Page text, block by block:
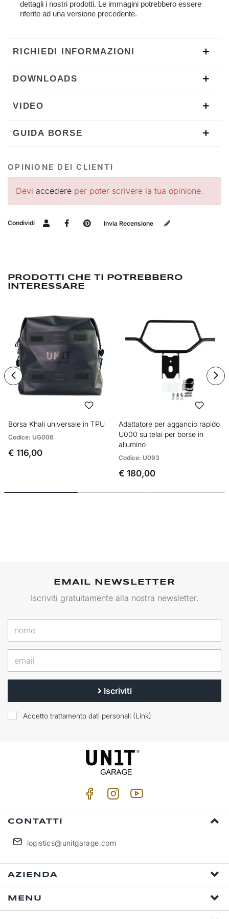
dettagli i nostri prodotti. Le immagini potrebbero essere
riferite ad una versione precedente.
RICHIEDI INFORMAZIONI
DOWNLOADS
VIDEO
GUIDA BORSE
OPINIONE DEI CLIENTI
Devi accedere per poter scrivere la tua opinione.
Condividi Invia Recensione
PRODOTTI CHE TI POTREBBERO
INTERESSARE
Borsa Khali universale in TPU
Codice: UG006
€ 116,00
Adattatore per aggancio rapido
U000 su telai per borse in
allumino
Codice: U093
€ 180,00
EMAIL NEWSLETTER
Iscriviti gratuitamente alla nostra newsletter.
Iscriviti
Accetto trattamento dati personali (Link)
CONTATTI
logistics@unitgarage.com
AZIENDA
MENU